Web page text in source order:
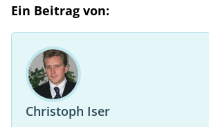
Ein Beitrag von:
Christoph Iser